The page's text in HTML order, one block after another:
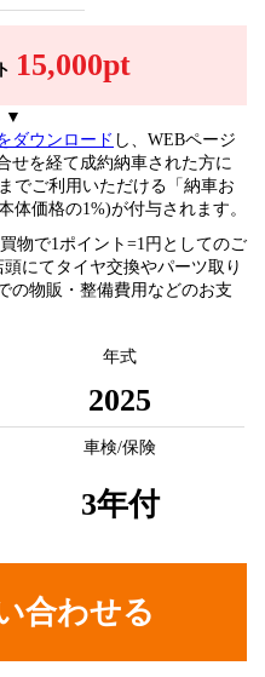
15,000pt
▼
ダウンロード し、WEBページ
せを経て成約納車された方に
でご利用いただける「納車お
体価格の1%)が付与されます。
物で1ポイント=1円としてのご
にてタイヤ交換やパーツ取り
の物販・整備費用などのお支
年式
2025
車検/保険
3年付
合わせる